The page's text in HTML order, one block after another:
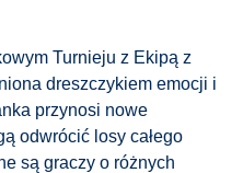
Turnieju z Ekipą z
dreszczykiem emocji i
przynosi nowe
odwrócić losy całego
są graczy o różnych